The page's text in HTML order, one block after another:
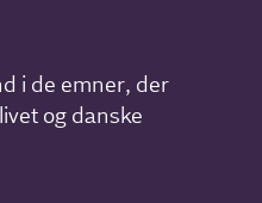
i de emner, der
og danske